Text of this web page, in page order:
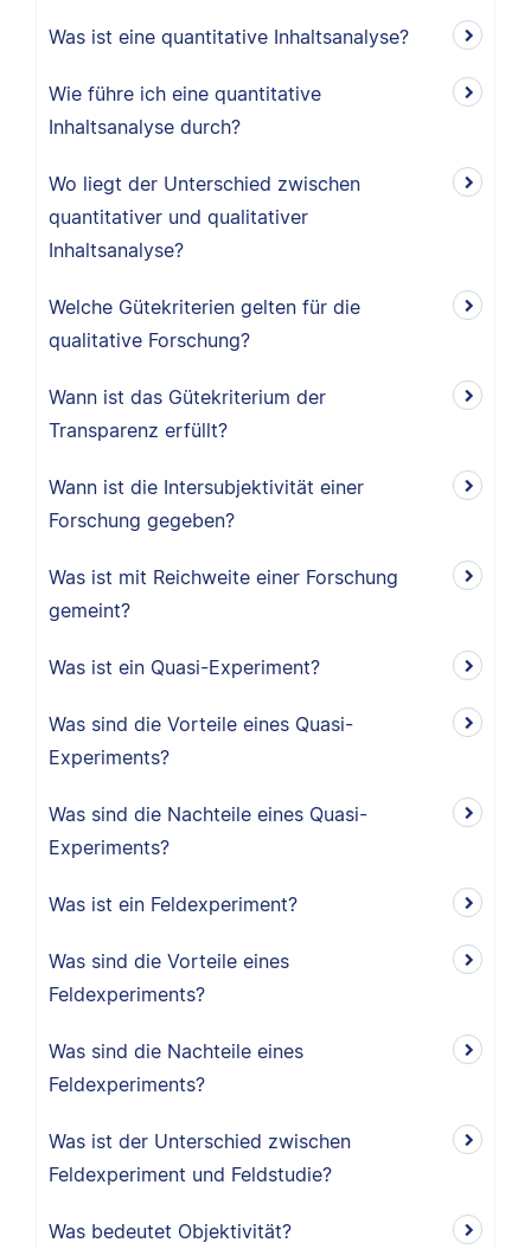
Was ist eine quantitative Inhaltsanalyse?
Wie führe ich eine quantitative
Inhaltsanalyse durch?
Wo liegt der Unterschied zwischen
quantitativer und qualitativer
Inhaltsanalyse?
Welche Gütekriterien gelten für die
qualitative Forschung?
Wann ist das Gütekriterium der
Transparenz erfüllt?
Wann ist die Intersubjektivität einer
Forschung gegeben?
Was ist mit Reichweite einer Forschung
gemeint?
Was ist ein Quasi-Experiment?
Was sind die Vorteile eines Quasi-
Experiments?
Was sind die Nachteile eines Quasi-
Experiments?
Was ist ein Feldexperiment?
Was sind die Vorteile eines
Feldexperiments?
Was sind die Nachteile eines
Feldexperiments?
Was ist der Unterschied zwischen
Feldexperiment und Feldstudie?
Was bedeutet Objektivität?